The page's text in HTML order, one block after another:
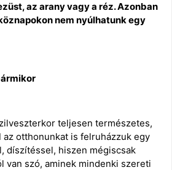
az arany vagy a réz. Azonban
nem nyúlhatunk egy
teljesen természetes,
az otthonunkat is felruházzuk egy
díszítéssel, hiszen mégiscsak
van szó, aminek mindenki szereti